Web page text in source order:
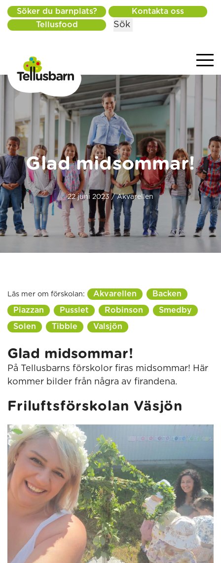
Söker du barnplats?
Kontakta oss
Tellusfood
Sök
Glad midsommar!
22 juni 2023 / Akvarellen
Läs mer om förskolan: Akvarellen Backen
Piazzan Pusslet Robinson Smedby
Solen Tibble Valsjön
Glad midsommar!
På Tellusbarns förskolor firas midsommar! Här
kommer bilder från några av firandena.
Friluftsförskolan Väsjön